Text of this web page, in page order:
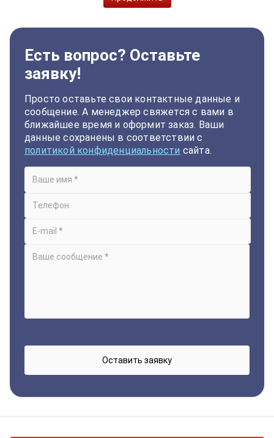
Есть вопрос? Оставьте
заявку!
Просто оставьте свои контактные данные и
сообщение. А менеджер свяжется с вами в
ближайшее время и оформит заказ. Ваши
данные сохранены в соответствии с
политикой конфиденциальности сайта.